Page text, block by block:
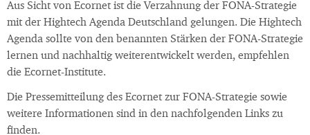
Aus Sicht von Ecornet ist die Verzahnung der FONA-Strategie
mit der Hightech Agenda Deutschland gelungen. Die Hightech
Agenda sollte von den benannten Stärken der FONA-Strategie
lernen und nachhaltig weiterentwickelt werden, empfehlen
die Ecornet-Institute.
Die Pressemitteilung des Ecornet zur FONA-Strategie sowie
weitere Informationen sind in den nachfolgenden Links zu
finden.